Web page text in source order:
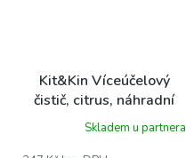
Kit&Kin Víceúčelový
čistič, citrus, náhradní
náplň, 1l
Skladem u partnera